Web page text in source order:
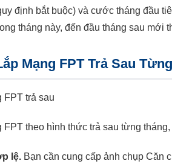
định bắt buộc) và cước tháng đầu
tháng này, đến đầu tháng sau mới
Mạng FPT Trả Sau
theo hình thức trả sau từng
lệ. Bạn cần cung cấp ảnh chụp Căn